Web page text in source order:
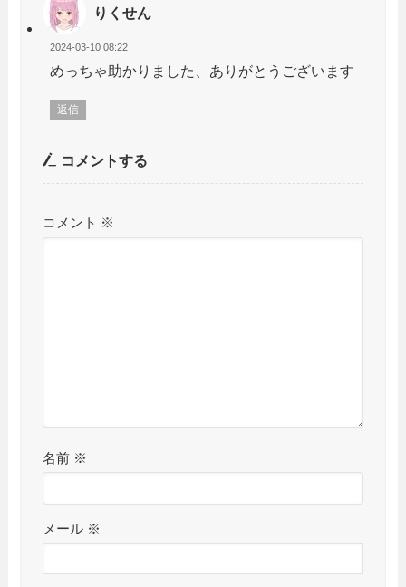
りくせん
2024-03-10 08:22
めっちゃ助かりました、ありがとうございます
返信
コメントする
コメント ※
名前 ※
メール ※